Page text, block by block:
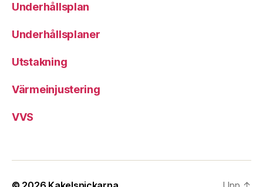
Underhållsplan
Underhållsplaner
Utstakning
Värmeinjustering
VVS